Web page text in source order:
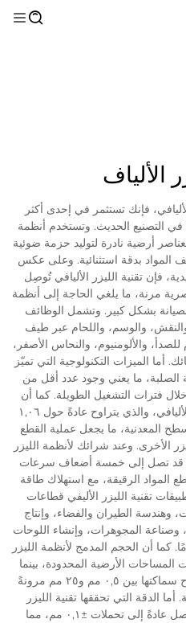
الألياف
فإنك تستثمر في إحدى أكثر
في التصنيع الحديث. وتستخدم أنظمة
أرضية نادرة لتوليد حزمة ضوئية
المواد بدقة استثنائية. وعلى عكس
فإن تقنية الليزر الأليافي تُوصِل
مرنة، ما يلغي الحاجة إلى أنظمة
بشكل كبير. وتشمل الوظائف
والنقش، والوسم، واللحام عبر طيف
والألومنيوم، والنحاس الأصفر،
أما الميزات التكنولوجية التي تميّز
الصلبة، ما يعني وجود عدد أقل من
فترات التشغيل الطويلة. كما أن
الطول الموجي الذي يولّده الليزر الأليافي، والذي يتراوح عادةً حول ١,٠٦
المعدنية، ما يجعل عملية القطع
الأخرى. وعند شرائك لأنظمة الليزر
قد تصل إلى خمسة أضعاف سرعات
المواد الرقيقة، مع استهلاك طاقة
تطبيقات تقنية الليزر الأليفي قطاعات
وهندسة الطيران والفضاء، وإنتاج
وصناعة المجوهرات، وإنشاء اللوحات
كما أن الحجم المدمج لأنظمة الليزر
المساحات الأرضية المحدودة، بينما
تتيح قدرتها على معالجة مواد تتراوح سماكتها بين ٠,٥ مم و٢٥ مم مرونةً
أما الدقة التي تحققها تقنية الليزر
الأليفي في عمليات القطع فهي تصل عادةً إلى تحملات ±٠,١ مم، مما